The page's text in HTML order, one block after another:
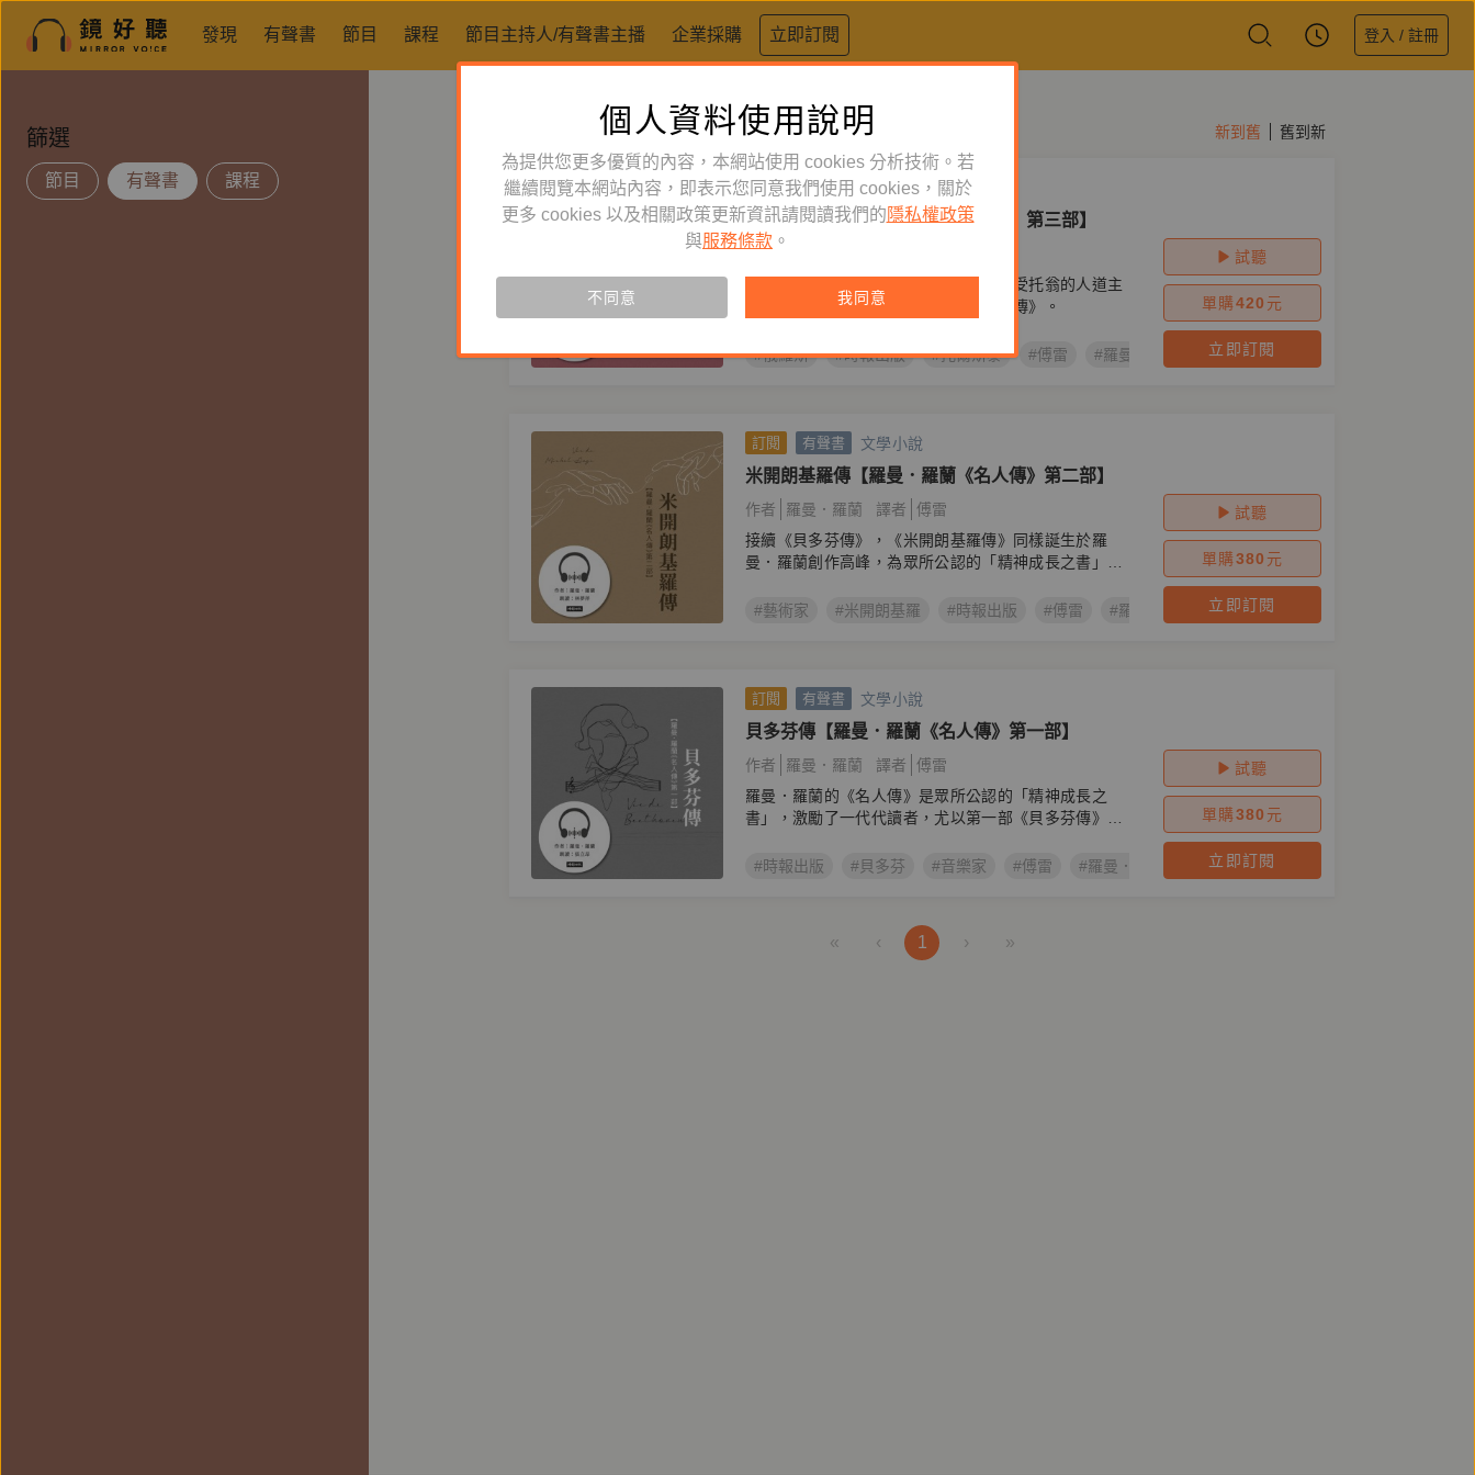
發現 有聲書 節目 課程 節目主持人/有聲書主播 企業採購 立即訂閱 登入 / 註冊
篩選
節目 有聲書 課程
人物傳記 新到舊 舊到新
訂閱 有聲書 文學小說
托爾斯泰傳【羅曼．羅蘭《名人傳》第三部】
作者
羅曼．羅蘭視托爾斯泰為精神導師，深受托翁的人道主
義情懷所感動，寫下不朽的《托爾斯泰傳》。
#俄羅斯 #時報出版 #托爾斯泰 #傅雷 #羅曼．羅蘭 #名人傳
試聽
單購420 元
立即訂閱
訂閱 有聲書 文學小說
米開朗基羅傳【羅曼．羅蘭《名人傳》第二部】
作者 羅曼．羅蘭 譯者
傅雷
接續《貝多芬傳》，《米開朗基羅傳》同樣誕生於羅
曼．羅蘭創作高峰，為眾所公認的「精神成長之書」第
#藝術家
#米開朗基羅 #時報出版 #傅雷 #羅曼．羅蘭 #名人傳
試聽
單購380 元
立即訂閱
訂閱 有聲書 文學小說
貝多芬傳【羅曼．羅蘭《名人傳》第一部】
作者 羅曼．羅蘭 譯者
傅雷
羅曼．羅蘭的《名人傳》是眾所公認的「精神成長之
書」，激勵了一代代讀者，尤以第一部《貝多芬傳》為
#時報出版
#貝多芬 #音樂家 #傅雷 #羅曼．羅蘭 #貝多芬傳
試聽
單購380 元
立即訂閱
« ‹ 1 › »
個人資料使用說明
為提供您更多優質的內容，本網站使用 cookies 分析技術。若
繼續閱覽本網站內容，即表示您同意我們使用 cookies，關於
更多 cookies 以及相關政策更新資訊請閱讀我們的 隱私權政策
與服務條款 。
不同意 我同意